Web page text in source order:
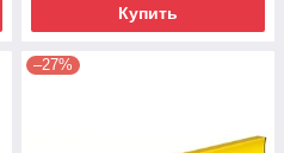
Купить
–27%